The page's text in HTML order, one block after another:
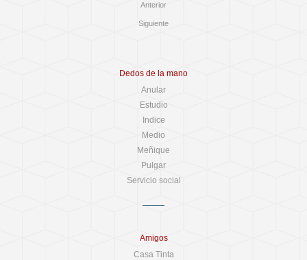
Anterior
Siguiente
Dedos de la mano
Anular
Estudio
Indice
Medio
Meñique
Pulgar
Servicio social
Amigos
Casa Tinta